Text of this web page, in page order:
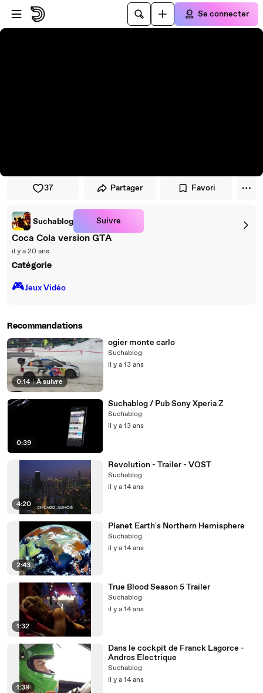
Passer au player
Passer au contenu principal
Se connecter
37 Partager Favori
Suchablog Suivre
Coca Cola version GTA
il y a 20 ans
Catégorie
🎮️Jeux Vidéo
Recommandations
0:14 | À suivre
ogier monte carlo
Suchablog
il y a 13 ans
0:39
Suchablog / Pub Sony Xperia Z
Suchablog
il y a 13 ans
4:20
Revolution - Trailer - VOST
Suchablog
il y a 14 ans
2:43
Planet Earth's Northern Hemisphere
Suchablog
il y a 14 ans
1:32
True Blood Season 5 Trailer
Suchablog
il y a 14 ans
1:39
Dans le cockpit de Franck Lagorce -
Andros Electrique
Suchablog
il y a 14 ans